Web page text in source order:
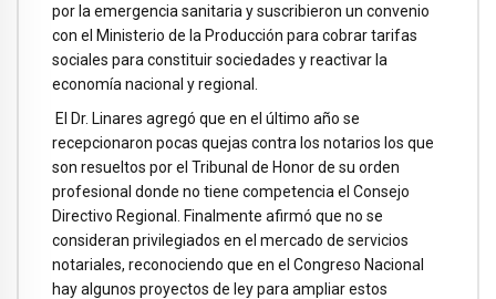
por la emergencia sanitaria y suscribieron un convenio
con el Ministerio de la Producción para cobrar tarifas
sociales para constituir sociedades y reactivar la
economía nacional y regional.
El Dr. Linares agregó que en el último año se
recepcionaron pocas quejas contra los notarios los que
son resueltos por el Tribunal de Honor de su orden
profesional donde no tiene competencia el Consejo
Directivo Regional. Finalmente afirmó que no se
consideran privilegiados en el mercado de servicios
notariales, reconociendo que en el Congreso Nacional
hay algunos proyectos de ley para ampliar estos